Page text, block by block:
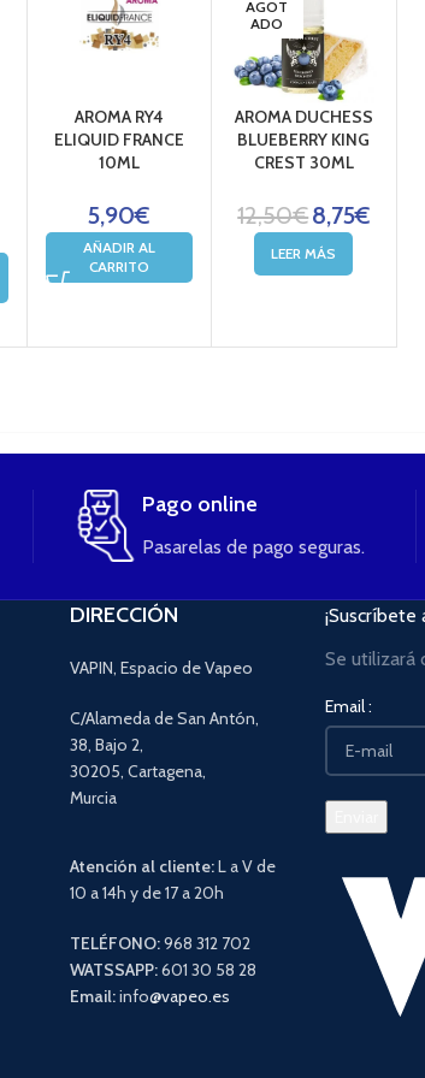
AROMA RY4
ELIQUID FRANCE
10ML
5,90€
AÑADIR AL
CARRITO
AGOT
ADO
AROMA DUCHESS
BLUEBERRY KING
CREST 30ML
12,50€8,75€
LEER MÁS
Pago online
Pasarelas de pago seguras.
DIRECCIÓN
VAPIN, Espacio de Vapeo
C/Alameda de San Antón,
38, Bajo 2,
30205, Cartagena,
Murcia
Atención al cliente:L a V de
10 a 14h y de 17 a 20h
TELÉFONO:968 312 702
WATSSAPP:601 30 58 28
Email:info@vapeo.es
Se utilizará
Email :